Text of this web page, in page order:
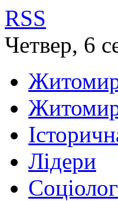
RSS
Четвер, 6
Лідери